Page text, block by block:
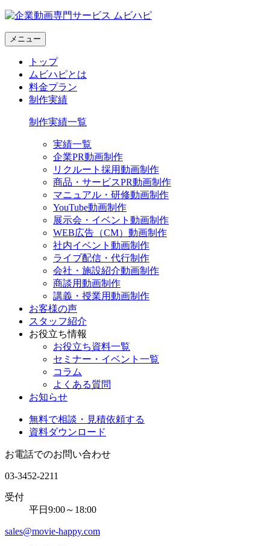
メニュー
トップ
ムビハピとは
料金プラン
制作実績
制作実績一覧
実績一覧
企業PR動画制作
リクルート採用動画制作
商品・サービスPR動画制作
マニュアル・研修動画制作
YouTube動画制作
展示会・イベント動画制作
WEB広告（CM）動画制作
社内イベント動画制作
ライブ配信・代行制作
会社・施設紹介動画制作
商談用動画制作
講義・授業用動画制作
お客様の声
スタッフ紹介
お役立ち情報
お役立ち資料一覧
セミナー・イベント一覧
コラム
よくある質問
お知らせ
無料で相談・見積依頼する
資料ダウンロード
お電話でのお問い合わせ
03-3452-2211
受付
平日9:00～18:00
sales@movie-happy.com